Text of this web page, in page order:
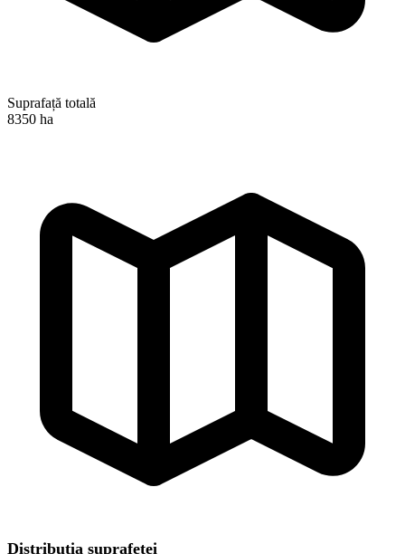
Suprafață totală
8350 ha
Distribuția suprafeței